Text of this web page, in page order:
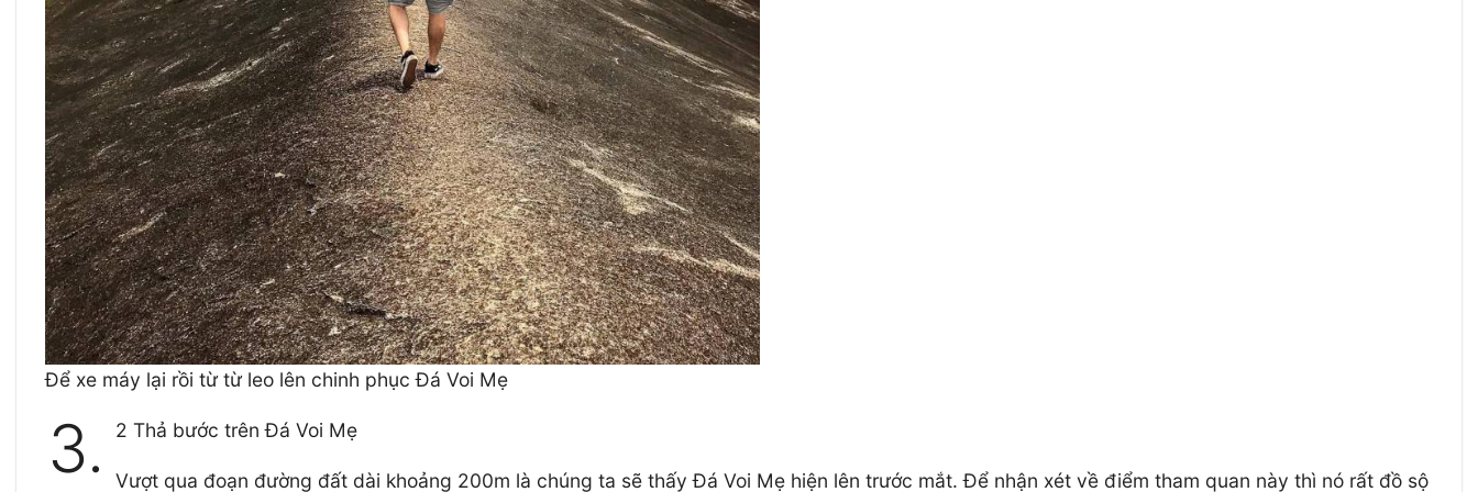
Để xe máy lại rồi từ từ leo lên chinh phục Đá Voi Mẹ
3. 2 Thả bước trên Đá Voi Mẹ
Vượt qua đoạn đường đất dài khoảng 200m là chúng ta sẽ thấy Đá Voi Mẹ hiện lên trước mắt. Để nhận xét về điểm tham quan này thì nó rất đồ sộ